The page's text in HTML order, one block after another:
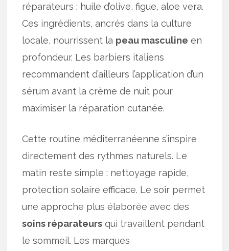
réparateurs : huile d’olive, figue, aloe vera.
Ces ingrédients, ancrés dans la culture
locale, nourrissent la peau masculine en
profondeur. Les barbiers italiens
recommandent d’ailleurs l’application d’un
sérum avant la crème de nuit pour
maximiser la réparation cutanée.
Cette routine méditerranéenne s’inspire
directement des rythmes naturels. Le
matin reste simple : nettoyage rapide,
protection solaire efficace. Le soir permet
une approche plus élaborée avec des
soins réparateurs qui travaillent pendant
le sommeil. Les marques